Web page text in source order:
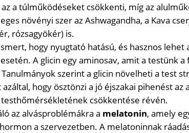
a túlműködéseket csökkenti, míg az
növényi szer az Ashwagandha, a Kava
rózsagyökér) is.
hogy nyugtató hatású, és hasznos lehet
A glicin egy aminosav, amit a testünk
szerint a glicin növelheti a test
hogy ösztönzi a jó éjszakai pihenést
testhőmérsékletének csökkentése révén.
az alvásproblémákra a melatonin, amely
a szervezetben. A melatoninnak